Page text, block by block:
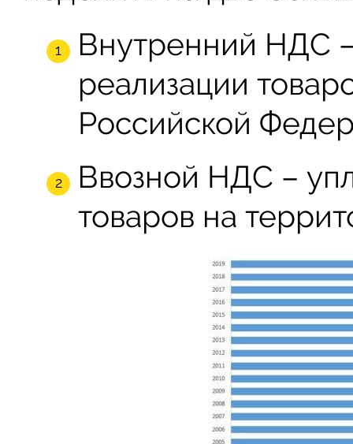
Внутренний НДС
реализации
Российской
Ввозной НДС –
товаров на